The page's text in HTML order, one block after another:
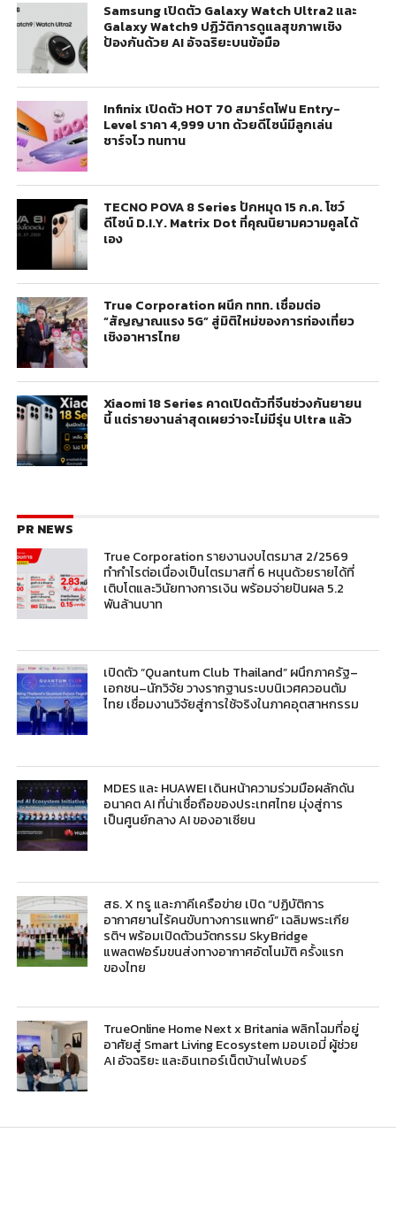
Samsung เปิดตัว Galaxy Watch Ultra2 และ
Galaxy Watch9 ปฏิวัติการดูแลสุขภาพเชิง
ป้องกันด้วย AI อัจฉริยะบนข้อมือ
Infinix เปิดตัว HOT 70 สมาร์ตโฟน Entry-
Level ราคา 4,999 บาท ด้วยดีไซน์มีลูกเล่น
ชาร์จไว ทนทาน
TECNO POVA 8 Series ปักหมุด 15 ก.ค. โชว์
ดีไซน์ D.I.Y. Matrix Dot ที่คุณนิยามความคูลได้
เอง
True Corporation ผนึก ททท. เชื่อมต่อ
“สัญญาณแรง 5G” สู่มิติใหม่ของการท่องเที่ยว
เชิงอาหารไทย
Xiaomi 18 Series คาดเปิดตัวที่จีนช่วงกันยายน
นี้ แต่รายงานล่าสุดเผยว่าจะไม่มีรุ่น Ultra แล้ว
PR NEWS
True Corporation รายงานงบไตรมาส 2/2569
ทำกำไรต่อเนื่องเป็นไตรมาสที่ 6 หนุนด้วยรายได้ที่
เติบโตและวินัยทางการเงิน พร้อมจ่ายปันผล 5.2
พันล้านบาท
เปิดตัว “Quantum Club Thailand” ผนึกภาครัฐ–
เอกชน–นักวิจัย วางรากฐานระบบนิเวศควอนตัม
ไทย เชื่อมงานวิจัยสู่การใช้จริงในภาคอุตสาหกรรม
MDES และ HUAWEI เดินหน้าความร่วมมือผลักดัน
อนาคต AI ที่น่าเชื่อถือของประเทศไทย มุ่งสู่การ
เป็นศูนย์กลาง AI ของอาเซียน
สธ. X ทรู และภาคีเครือข่าย เปิด “ปฏิบัติการ
อากาศยานไร้คนขับทางการแพทย์” เฉลิมพระเกีย
รติฯ พร้อมเปิดตัวนวัตกรรม SkyBridge
แพลตฟอร์มขนส่งทางอากาศอัตโนมัติ ครั้งแรก
ของไทย
TrueOnline Home Next x Britania พลิกโฉมที่อยู่
อาศัยสู่ Smart Living Ecosystem มอบเอมี่ ผู้ช่วย
AI อัจฉริยะ และอินเทอร์เน็ตบ้านไฟเบอร์